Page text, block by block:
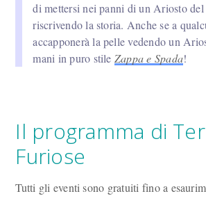
di mettersi nei panni di un Ariosto
riscrivendo la storia. Anche se a
accapponerà la pelle vedendo un
mani in puro stile Zappa e Spada!
Il programma di
Furiose
Tutti gli eventi sono gratuiti fino a